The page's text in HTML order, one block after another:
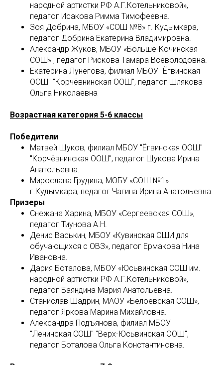
народной артистки РФ А.Г.Котельниковой»,
педагог Исакова Римма Тимофеевна.
Зоя Добрина, МБОУ «СОШ №8» г. Кудымкара,
педагог Добрина Екатерина Владимировна.
Александр Жуков, МБОУ «Больше-Кочинская
СОШ» , педагог Рискова Тамара Всеволодовна.
Екатерина Лунегова, филиал МБОУ "Ёгвинская
ООШ" "Корчёвнинская ООШ", педагог Шлякова
Ольга Николаевна
Возрастная категория 5-6 классы
Победители
Матвей Щуков, филиал МБОУ "Ёгвинская ООШ"
"Корчёвнинская ООШ", педагог Щукова Ирина
Анатольевна.
Мирослава Грудина, МОБУ «СОШ №1»
г.Кудымкара, педагог Чагина Ирина Анатольевна.
Призеры
Снежана Харина, МБОУ «Сергеевская СОШ»,
педагог Тиунова А.Н.
Денис Васькин, МБОУ «Кувинская ОШИ для
обучающихся с ОВЗ», педагог Ермакова Нина
Ивановна.
Дария Боталова, МБОУ «Юсьвинская СОШ им.
народной артистки РФ А.Г.Котельниковой»,
педагог Баяндина Мария Анатольевна.
Станислав Шадрин, МАОУ «Белоевская СОШ»,
педагог Яркова Марина Михайловна.
Александра Подъянова, филиал МБОУ
"Ленинская СОШ" "Верх-Юсьвинская ООШ",
педагог Боталова Ольга Константиновна.